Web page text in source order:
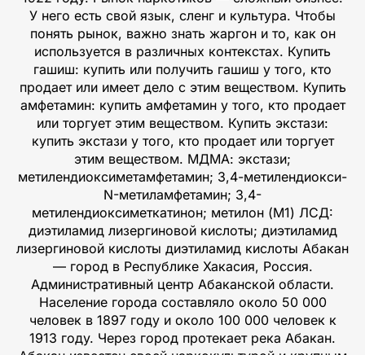
У него есть свой язык, сленг и культура. Чтобы
понять рынок, важно знать жаргон и то, как он
используется в различных контекстах. Купить
гашиш: купить или получить гашиш у того, кто
продает или имеет дело с этим веществом. Купить
амфетамин: купить амфетамин у того, кто продает
или торгует этим веществом. Купить экстази:
купить экстази у того, кто продает или торгует
этим веществом. МДМА: экстази;
метилендиоксиметамфетамин; 3,4-метилендиокси-
N-метиламфетамин; 3,4-
метилендиоксиметкатинон; метилон (M1) ЛСД:
диэтиламид лизергиновой кислоты; диэтиламид
лизергиновой кислоты диэтиламид кислоты Абакан
— город в Республике Хакасия, Россия.
Административный центр Абаканской области.
Население города составляло около 50 000
человек в 1897 году и около 100 000 человек к
1913 году. Через город протекает река Абакан.